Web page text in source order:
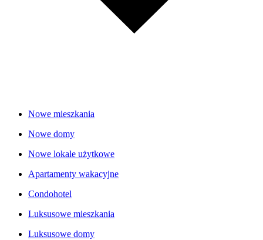
Nowe mieszkania
Nowe domy
Nowe lokale użytkowe
Apartamenty wakacyjne
Condohotel
Luksusowe mieszkania
Luksusowe domy